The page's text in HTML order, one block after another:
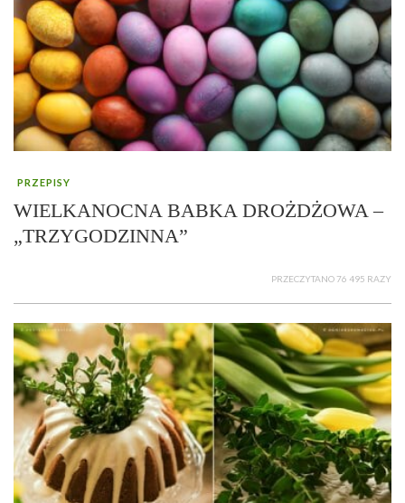
PRZEPISY
WIELKANOCNA BABKA DROŻDŻOWA –
„TRZYGODZINNA”
PRZECZYTANO 76 495 RAZY